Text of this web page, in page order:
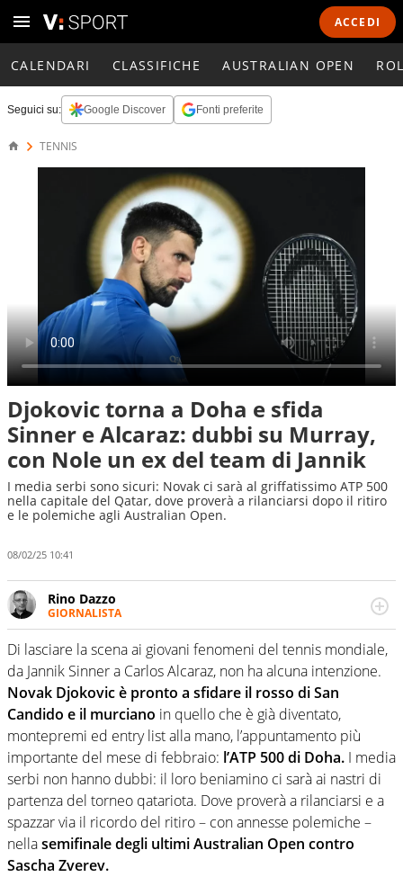
ACCEDI
CALENDARI CLASSIFICHE AUSTRALIAN OPEN
Seguici su: Google Discover Fonti preferite
TENNIS
Djokovic torna a Doha e sfida
Sinner e Alcaraz: dubbi su Murray,
con Nole un ex del team di Jannik
I media serbi sono sicuri: Novak ci sarà al griffatissimo ATP 500
nella capitale del Qatar, dove proverà a rilanciarsi dopo il ritiro
e le polemiche agli Australian Open.
08/02/25 10:41
Rino Dazzo
GIORNALISTA
Se mai ci fosse modo di traslare il glossario del calcio in
una nicchia di esperti, lui ne farebbe parte. Non si perde
una svista arbitrale né gli umori social del mondo delle
curve
Di lasciare la scena ai giovani fenomeni del tennis mondiale,
da Jannik Sinner a Carlos Alcaraz, non ha alcuna intenzione.
Novak Djokovic è pronto a sfidare il rosso di San
Candido e il murciano in quello che è già diventato,
montepremi ed entry list alla mano, l’appuntamento più
importante del mese di febbraio: l’ATP 500 di Doha. I media
serbi non hanno dubbi: il loro beniamino ci sarà ai nastri di
partenza del torneo qatariota. Dove proverà a rilanciarsi e a
spazzar via il ricordo del ritiro – con annesse polemiche –
nellasemifinale degli ultimi Australian Open contro
Sascha Zverev.